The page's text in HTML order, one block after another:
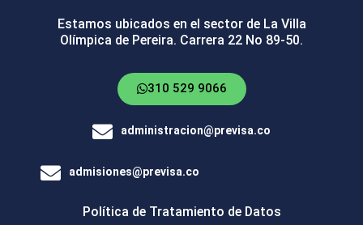
Estamos ubicados en el sector de La Villa
Olímpica de Pereira. Carrera 22 No 89-50.
310 529 9066
administracion@previsa.co
admisiones@previsa.co
Política de Tratamiento de Datos